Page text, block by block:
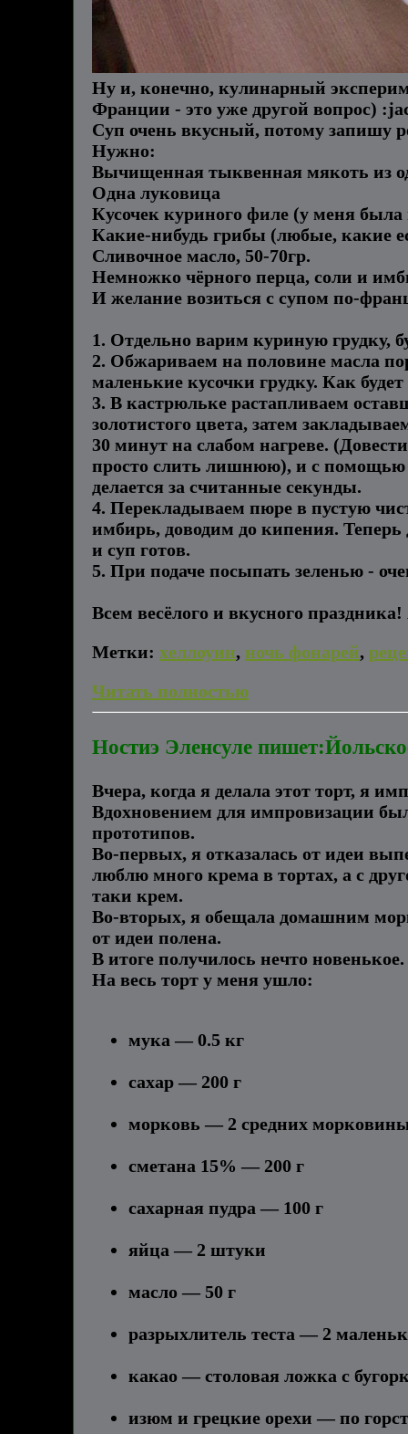
Ну и, конечно, кулинарный
Франции - это уже другой вопрос)
Суп очень вкусный, потому запишу
Нужно:
Вычищенная тыквенная мякоть из
Одна луковица
Кусочек куриного филе (у меня
Какие-нибудь грибы (любые, какие
Сливочное масло, 50-70гр.
Немножко чёрного перца, соли и
И желание возиться с супом по-
1. Отдельно варим куриную грудку,
2. Обжариваем на половине масла
маленькие кусочки грудку. Как
3. В кастрюльке растапливаем
золотистого цвета, затем
30 минут на слабом нагреве.
просто слить лишнюю), и с помощью
делается за считанные секунды.
4. Перекладываем пюре в пустую
имбирь, доводим до кипения.
и суп готов.
5. При подаче посыпать зеленью -
Всем весёлого и вкусного
Метки: хеллоуин, ночь фонарей,
Читать полностью
Ностиэ Эленсуле
Вчера, когда я делала этот торт, я
Вдохновением для импровизации
прототипов.
Во-первых, я отказалась от идеи
люблю много крема в тортах, а с
таки крем.
Во-вторых, я обещала домашним
от идеи полена.
В итоге получилось нечто новенькое.
На весь торт у меня ушло:
мука — 0.5 кг
сахар — 200 г
морковь — 2 средних
сметана 15% — 200 г
сахарная пудра — 100 г
яйца — 2 штуки
масло — 50 г
разрыхлитель теста — 2
какао — столовая ложка с
изюм и грецкие орехи — по